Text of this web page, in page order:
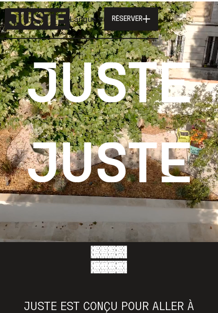
Langue RÉSERVER
JUSTE EST CONÇU POUR ALLER À